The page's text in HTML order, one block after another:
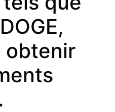
obtenir